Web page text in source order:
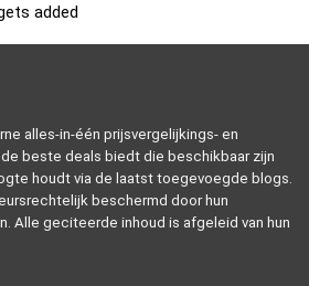
added
alles-in-één prijsvergelijkings- en
beste deals biedt die beschikbaar zijn
houdt via de laatst toegevoegde blogs.
beschermd door hun
Alle geciteerde inhoud is afgeleid van hun